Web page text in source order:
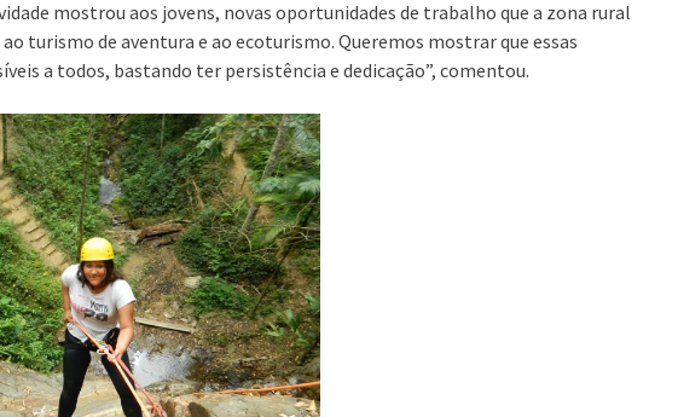
mostrou aos jovens, novas oportunidades de trabalho que a zona rural
turismo de aventura e ao ecoturismo. Queremos mostrar que essas
a todos, bastando ter persistência e dedicação”, comentou.